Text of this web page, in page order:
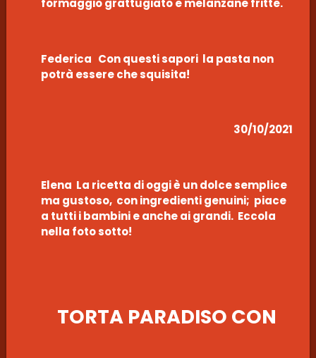
formaggio grattugiato e melanzane fritte.
Federica Con questi sapori la pasta non
potrà essere che squisita!
30/10/2021
Elena La ricetta di oggi è un dolce semplice
ma gustoso, con ingredienti genuini; piace
a tutti i bambini e anche ai grandi. Eccola
nella foto sotto!
TORTA PARADISO CON